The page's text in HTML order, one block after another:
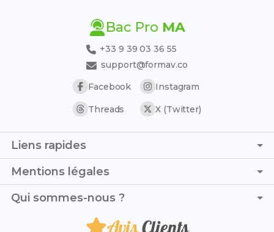
Bac Pro MA
+33 9 39 03 36 55
support@formav.co
Facebook
Instagram
Threads X (Twitter)
Liens rapides
Page d'accueil
Simulateur de notes
Trouver son stage
Trouver son alternance
Mentions légales
C.G.V. - C.G.U.
Politique de remboursement
Qui sommes-nous ?
Je suis Justine et, avec Simon, nous mettons toute notre
AvisClients